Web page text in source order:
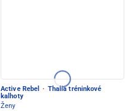
Active Rebel · Thalia tréninkové
kalhoty
Ženy